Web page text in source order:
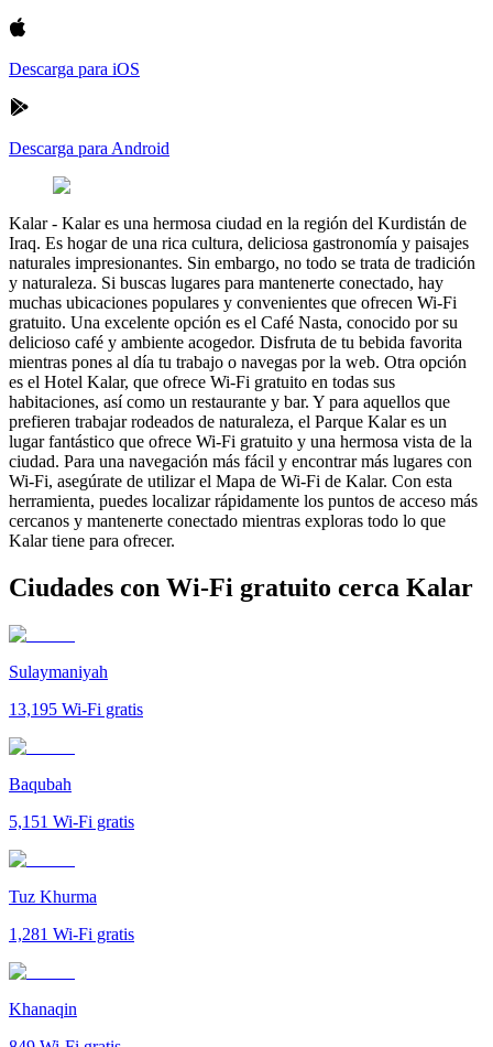
Descarga para iOS
Descarga para Android
Kalar- Kalar es una hermosa ciudad en la región del Kurdistán de
Iraq. Es hogar de una rica cultura, deliciosa gastronomía y paisajes
naturales impresionantes. Sin embargo, no todo se trata de tradición
y naturaleza. Si buscas lugares para mantenerte conectado, hay
muchas ubicaciones populares y convenientes que ofrecen Wi-Fi
gratuito. Una excelente opción es el Café Nasta, conocido por su
delicioso café y ambiente acogedor. Disfruta de tu bebida favorita
mientras pones al día tu trabajo o navegas por la web. Otra opción
es el Hotel Kalar, que ofrece Wi-Fi gratuito en todas sus
habitaciones, así como un restaurante y bar. Y para aquellos que
prefieren trabajar rodeados de naturaleza, el Parque Kalar es un
lugar fantástico que ofrece Wi-Fi gratuito y una hermosa vista de la
ciudad. Para una navegación más fácil y encontrar más lugares con
Wi-Fi, asegúrate de utilizar el Mapa de Wi-Fi de Kalar. Con esta
herramienta, puedes localizar rápidamente los puntos de acceso más
cercanos y mantenerte conectado mientras exploras todo lo que
Kalar tiene para ofrecer.
Ciudades con Wi-Fi gratuito cerca Kalar
Sulaymaniyah
13,195 Wi-Fi gratis
Baqubah
5,151 Wi-Fi gratis
Tuz Khurma
1,281 Wi-Fi gratis
Khanaqin